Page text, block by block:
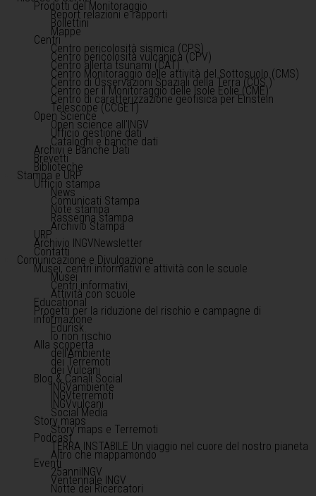
Prodotti del Monitoraggio
Report relazioni e rapporti
Bollettini
Mappe
Centri
Centro pericolosità sismica (CPS)
Centro pericolosità vulcanica (CPV)
Centro allerta tsunami (CAT)
Centro Monitoraggio delle attività del Sottosuolo (CMS)
Centro di Osservazioni Spaziali della Terra (COS )
Centro per il Monitoraggio delle Isole Eolie (CME)
Centro di caratterizzazione geofisica per Einstein
Telescope (CCGET)
Open Science
Open science all'INGV
Ufficio gestione dati
Cataloghi e banche dati
Archivi e Banche Dati
Brevetti
Biblioteche
Stampa e URP
Ufficio stampa
News
Comunicati Stampa
Note stampa
Rassegna stampa
Archivio Stampa
URP
Archivio INGVNewsletter
Contatti
Comunicazione e Divulgazione
Musei, centri informativi e attività con le scuole
Musei
Centri informativi
Attività con scuole
Educational
Progetti per la riduzione del rischio e campagne di
informazione
Edurisk
Io non rischio
Alla scoperta
dell'Ambiente
dei Terremoti
dei Vulcani
Blog & Canali Social
INGVambiente
INGVterremoti
INGVvulcani
Social Media
Story maps
Story maps e Terremoti
Podcast
TERRA INSTABILE Un viaggio nel cuore del nostro pianeta
Altro che mappamondo
Eventi
25anniINGV
Ventennale INGV
Notte dei Ricercatori